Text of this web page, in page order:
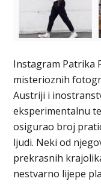
Instagram Patrika
misterioznih
Austriji i
eksperimentalnu
osigurao broj
ljudi. Neki od
prekrasnih
nestvarno lijepe